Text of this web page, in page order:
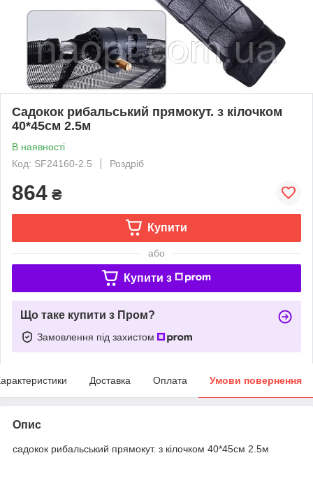
Садокок рибальський прямокут. з кілочком
40*45см 2.5м
В наявності
Код: SF24160-2.5
Роздріб
864 ₴
Купити
або
Купити з
Що таке купити з Пром?
Замовлення під захистом
Доставка Оплата Умови повернення
Опис
садокок рибальський прямокут. з кілочком 40*45см 2.5м